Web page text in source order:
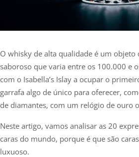
O whisky de alta qualidade é um objeto
saboroso que varia entre os 100.000 e
com o Isabella’s Islay a ocupar o
garrafa algo de único para oferecer,
de diamantes, com um relógio de ouro
Neste artigo, vamos analisar as 20
caras do mundo, porque é que são
luxuoso.